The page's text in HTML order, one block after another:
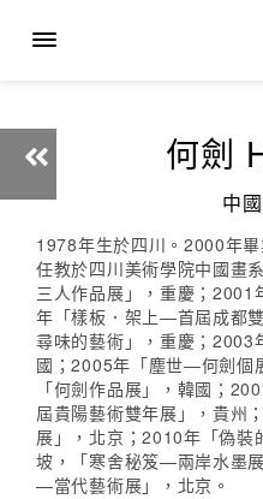
何劍
中
1978年生於四川。2000年
任教於四川美術學院中國畫
三人作品展」，重慶；
年「樣板．架上—首屆成都
尋味的藝術」，重慶；
國；2005年「塵世—何劍個
「何劍作品展」，韓國；
屆貴陽藝術雙年展」，貴州
展」，北京；2010年「偽
坡，「寒舍秘笈—兩岸水墨
—當代藝術展」，北京。